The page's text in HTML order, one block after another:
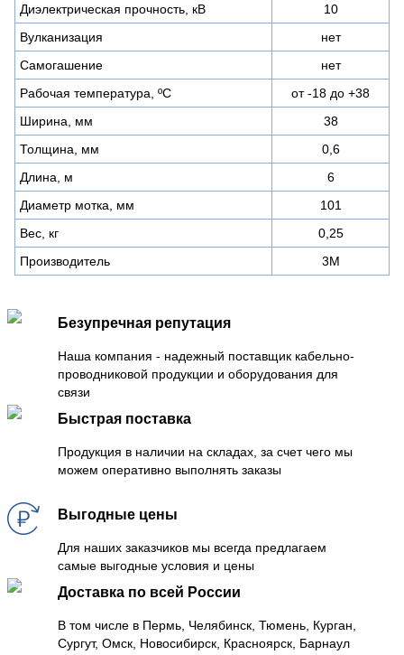
Диэлектрическая прочность, кВ
10
Вулканизация
нет
Самогашение
нет
Рабочая температура, ºС
от -18 до +38
Ширина, мм
38
Толщина, мм
0,6
Длина, м
6
Диаметр мотка, мм
101
Вес, кг
0,25
Производитель
3M
Безупречная репутация
Наша компания - надежный поставщик кабельно-
проводниковой продукции и оборудования для
связи
Быстрая поставка
Продукция в наличии на складах, за счет чего мы
можем оперативно выполнять заказы
Выгодные цены
Для наших заказчиков мы всегда предлагаем
самые выгодные условия и цены
Доставка по всей России
В том числе в Пермь, Челябинск, Тюмень, Курган,
Сургут, Омск, Новосибирск, Красноярск, Барнаул